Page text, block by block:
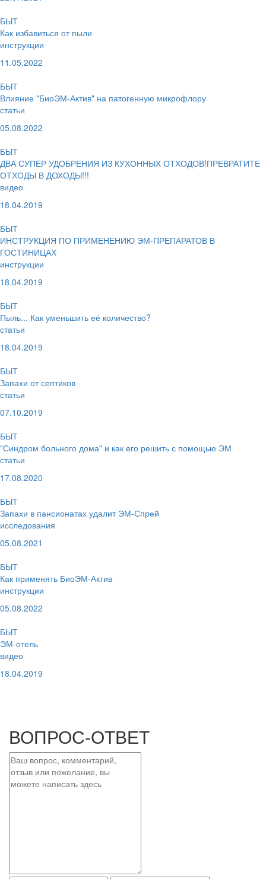
БЫТ
Как избавиться от пыли
инструкции
11.05.2022
БЫТ
Влияние "БиоЭМ-Актив" на патогенную микрофлору
статьи
05.08.2022
БЫТ
ДВА СУПЕР УДОБРЕНИЯ ИЗ КУХОННЫХ ОТХОДОВ!ПРЕВРАТИТЕ
ОТХОДЫ В ДОХОДЫ!!!
видео
18.04.2019
БЫТ
ИНСТРУКЦИЯ ПО ПРИМЕНЕНИЮ ЭМ-ПРЕПАРАТОВ В
ГОСТИНИЦАХ
инструкции
18.04.2019
БЫТ
Пыль... Как уменьшить её количество?
статьи
18.04.2019
БЫТ
Запахи от септиков
статьи
07.10.2019
БЫТ
"Синдром больного дома" и как его решить с помощью ЭМ
статьи
17.08.2020
БЫТ
Запахи в пансионатах удалит ЭМ-Спрей
исследования
05.08.2021
БЫТ
Как применять БиоЭМ-Актив
инструкции
05.08.2022
БЫТ
ЭМ-отель
видео
18.04.2019
ВОПРОС-ОТВЕТ